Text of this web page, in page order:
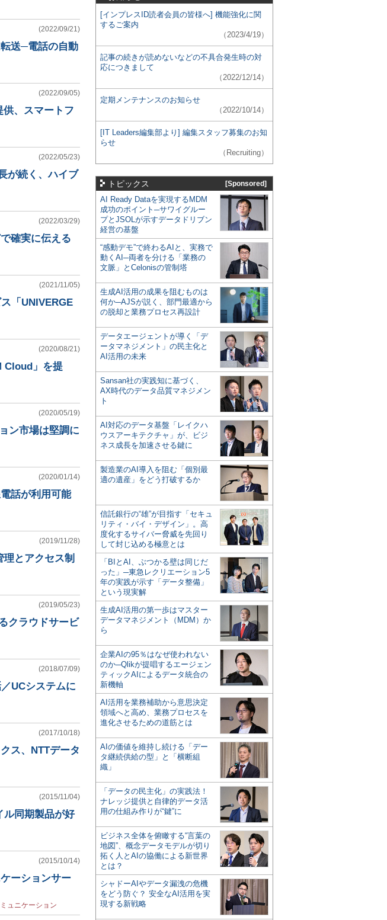
(2022/09/21)
送─電話の自動
(2022/09/05)
、スマートフ
(2022/05/23)
が続く、ハイブ
(2022/03/29)
確実に伝える
(2021/11/05)
「UNIVERGE
(2020/08/21)
Cloud」を提
(2020/05/19)
ン市場は堅調に
(2020/01/14)
話が利用可能
(2019/11/28)
とアクセス制
(2019/05/23)
クラウドサービ
(2018/07/09)
UCシステムに
(2017/10/18)
ス、NTTデータ
(2015/11/04)
ル同期製品が好
(2015/10/14)
ーションサー
ュニケーション
[インプレスID読者会員の皆様へ] 機能強化に関
するご案内
（2023/4/19）
記事の続きが読めないなどの不具合発生時の対
応につきまして
（2022/12/14）
定期メンテナンスのお知らせ
（2022/10/14）
[IT Leaders編集部より] 編集スタッフ募集のお知
らせ
（Recruiting）
トピックス [Sponsored]
AI Ready Dataを実現するMDM
成功のポイント─サワイグルー
プとJSOLが示すデータドリブン
経営の基盤
“感動デモ”で終わるAIと、実務で
動くAI─両者を分ける「業務の
文脈」とCelonisの管制塔
生成AI活用の成果を阻むものは
何か─AJSが説く、部門最適から
の脱却と業務プロセス再設計
データエージェントが導く「デ
ータマネジメント」の民主化と
AI活用の未来
Sansan社の実践知に基づく、
AX時代のデータ品質マネジメン
ト
AI対応のデータ基盤「レイクハ
ウスアーキテクチャ」が、ビジ
ネス成長を加速させる鍵に
製造業のAI導入を阻む「個別最
適の遺産」をどう打破するか
信託銀行の“雄”が目指す「セキュ
リティ・バイ・デザイン」。高
度化するサイバー脅威を先回り
して封じ込める極意とは
「BIとAI、ぶつかる壁は同じだ
った」─東急レクリエーション5
年の実践が示す「データ整備」
という現実解
生成AI活用の第一歩はマスター
データマネジメント（MDM）か
ら
企業AIの95％はなぜ使われない
のか─Qlikが提唱するエージェン
ティックAIによるデータ統合の
新機軸
AI活用を業務補助から意思決定
領域へと高め、業務プロセスを
進化させるための道筋とは
AIの価値を維持し続ける「デー
タ継続供給の型」と「横断組
織」
「データの民主化」の実践法！
ナレッジ提供と自律的データ活
用の仕組み作りが“鍵”に
ビジネス全体を俯瞰する“言葉の
地図”、概念データモデルが切り
拓く人とAIの協働による新世界
とは？
シャドーAIやデータ漏洩の危機
をどう防ぐ？ 安全なAI活用を実
現する新戦略